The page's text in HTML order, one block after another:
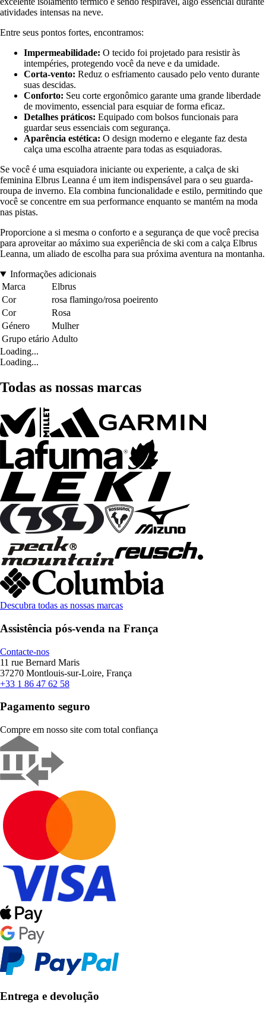
atividades intensas na neve.
Entre seus pontos fortes, encontramos:
Impermeabilidade: O tecido foi projetado para resistir às
intempéries, protegendo você da neve e da umidade.
Corta-vento: Reduz o esfriamento causado pelo vento durante
suas descidas.
Conforto: Seu corte ergonômico garante uma grande liberdade
de movimento, essencial para esquiar de forma eficaz.
Detalhes práticos: Equipado com bolsos funcionais para
guardar seus essenciais com segurança.
Aparência estética: O design moderno e elegante faz desta
calça uma escolha atraente para todas as esquiadoras.
Se você é uma esquiadora iniciante ou experiente, a calça de ski
feminina Elbrus Leanna é um item indispensável para o seu guarda-
roupa de inverno. Ela combina funcionalidade e estilo, permitindo que
você se concentre em sua performance enquanto se mantém na moda
nas pistas.
Proporcione a si mesma o conforto e a segurança de que você precisa
para aproveitar ao máximo sua experiência de ski com a calça Elbrus
Leanna, um aliado de escolha para sua próxima aventura na montanha.
Informações adicionais
Marca
Elbrus
Cor
rosa flamingo/rosa poeirento
Cor
Rosa
Género
Mulher
Grupo etário Adulto
Loading...
Loading...
Todas as nossas marcas
Descubra todas as nossas marcas
Assistência pós-venda na França
Contacte-nos
11 rue Bernard Maris
37270 Montlouis-sur-Loire, França
+33 1 86 47 62 58
Pagamento seguro
Compre em nosso site com total confiança
Entrega e devolução